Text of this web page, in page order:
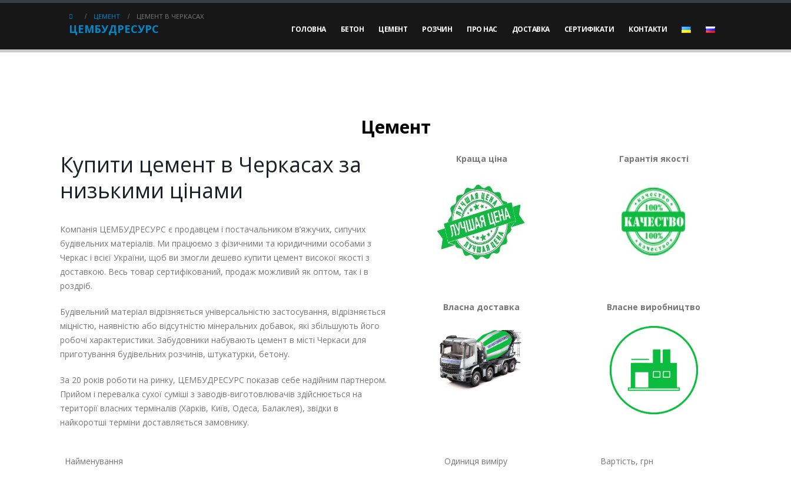
ЦЕМБУДРЕСУРС ГОЛОВНА БЕТОН ЦЕМЕНТ РОЗЧИН ПРО НАС ДОСТАВКА СЕРТИФІКАТИ КОНТАКТИ
ЦЕМЕНТ ЦЕМЕНТ В ЧЕРКАСАХ
Цемент
Купити цемент в Черкасах за
низькими цінами
Компанія ЦЕМБУДРЕСУРС є продавцем і постачальником в’яжучих, сипучих
будівельних матеріалів. Ми працюємо з фізичними та юридичними особами з
Черкас і всієї України, щоб ви змогли дешево купити цемент високої якості з
доставкою. Весь товар сертифікований, продаж можливий як оптом, так і в
роздріб.
Будівельний матеріал відрізняється універсальністю застосування, відрізняється
міцністю, наявністю або відсутністю мінеральних добавок, які збільшують його
робочі характеристики. Забудовники набувають цемент в місті Черкаси для
приготування будівельних розчинів, штукатурки, бетону.
За 20 років роботи на ринку, ЦЕМБУДРЕСУРС показав себе надійним партнером.
Прийом і перевалка сухої суміші з заводів-виготовлювачів здійснюється на
території власних терміналів (Харків, Київ, Одеса, Балаклея), звідки в
найкоротші терміни доставляється замовнику.
Краща ціна
Власна доставка
Гарантія якості
Власне виробництво
Найменування Одиниця виміру
Вартість, грн